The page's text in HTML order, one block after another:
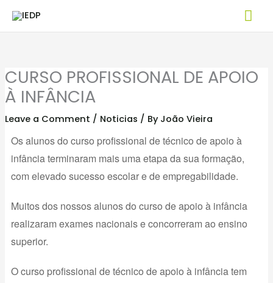
CURSO PROFISSIONAL DE APOIO
À INFÂNCIA
Leave a Comment / Noticias / By João Vieira
Os alunos do curso profissional de técnico de apoio à
infância terminaram mais uma etapa da sua formação,
com elevado sucesso escolar e de empregabilidade.
Muitos dos nossos alunos do curso de apoio à infância
realizaram exames nacionais e concorreram ao ensino
superior.
O curso profissional de técnico de apoio à infância tem